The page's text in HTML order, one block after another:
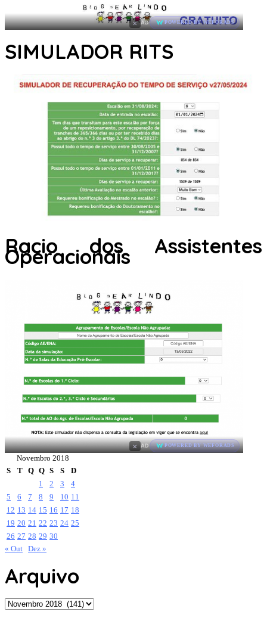
× AD POWERED BY WEFORADS
SIMULADOR RITS
Racio dos Assistentes
Operacionais
× AD POWERED BY WEFORADS
Novembro 2018
S
T Q Q S S
D
1
2 3
4
5
6 7 8 9 10 11
12 13 14 15 16 17 18
19 20 21 22 23 24 25
26 27 28 29 30
« Out Dez »
Arquivo
Arquivo